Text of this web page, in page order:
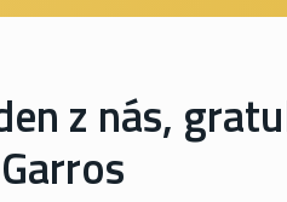
z nás,